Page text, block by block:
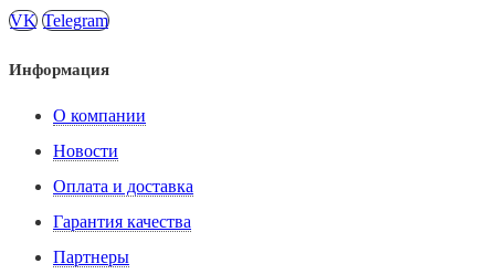
VK Telegram
Информация
О компании
Новости
Оплата и доставка
Гарантия качества
Партнеры